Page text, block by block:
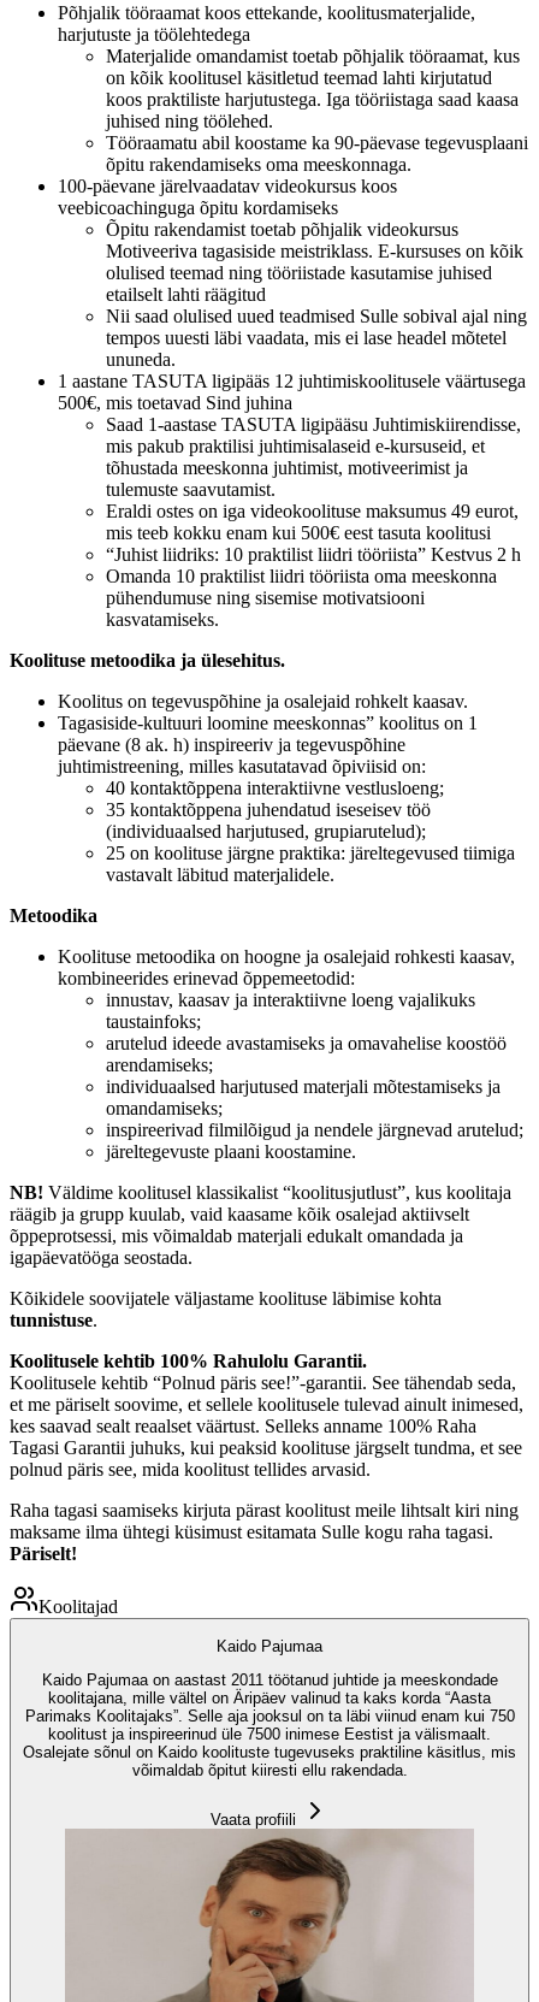
Põhjalik tööraamat koos ettekande, koolitusmaterjalide,
harjutuste ja töölehtedega
Materjalide omandamist toetab põhjalik tööraamat, kus
on kõik koolitusel käsitletud teemad lahti kirjutatud
koos praktiliste harjutustega. Iga tööriistaga saad kaasa
juhised ning töölehed.
Tööraamatu abil koostame ka 90-päevase tegevusplaani
õpitu rakendamiseks oma meeskonnaga.
100-päevane järelvaadatav videokursus koos
veebicoachinguga õpitu kordamiseks
Õpitu rakendamist toetab põhjalik videokursus
Motiveeriva tagasiside meistriklass. E-kursuses on kõik
olulised teemad ning tööriistade kasutamise juhised
etailselt lahti räägitud
Nii saad olulised uued teadmised Sulle sobival ajal ning
tempos uuesti läbi vaadata, mis ei lase headel mõtetel
ununeda.
1 aastane TASUTA ligipääs 12 juhtimiskoolitusele väärtusega
500€, mis toetavad Sind juhina
Saad 1-aastase TASUTA ligipääsu Juhtimiskiirendisse,
mis pakub praktilisi juhtimisalaseid e-kursuseid, et
tõhustada meeskonna juhtimist, motiveerimist ja
tulemuste saavutamist.
Eraldi ostes on iga videokoolituse maksumus 49 eurot,
mis teeb kokku enam kui 500€ eest tasuta koolitusi
“Juhist liidriks: 10 praktilist liidri tööriista” Kestvus 2 h
Omanda 10 praktilist liidri tööriista oma meeskonna
pühendumuse ning sisemise motivatsiooni
kasvatamiseks.
Koolituse metoodika ja ülesehitus.
Koolitus on tegevuspõhine ja osalejaid rohkelt kaasav.
Tagasiside-kultuuri loomine meeskonnas” koolitus on 1
päevane (8 ak. h) inspireeriv ja tegevuspõhine
juhtimistreening, milles kasutatavad õpiviisid on:
40 kontaktõppena interaktiivne vestlusloeng;
35 kontaktõppena juhendatud iseseisev töö
(individuaalsed harjutused, grupiarutelud);
25 on koolituse järgne praktika: järeltegevused tiimiga
vastavalt läbitud materjalidele.
Metoodika
Koolituse metoodika on hoogne ja osalejaid rohkesti kaasav,
kombineerides erinevad õppemeetodid:
innustav, kaasav ja interaktiivne loeng vajalikuks
taustainfoks;
arutelud ideede avastamiseks ja omavahelise koostöö
arendamiseks;
individuaalsed harjutused materjali mõtestamiseks ja
omandamiseks;
inspireerivad filmilõigud ja nendele järgnevad arutelud;
järeltegevuste plaani koostamine.
NB! Väldime koolitusel klassikalist “koolitusjutlust”, kus koolitaja
räägib ja grupp kuulab, vaid kaasame kõik osalejad aktiivselt
õppeprotsessi, mis võimaldab materjali edukalt omandada ja
igapäevatööga seostada.
Kõikidele soovijatele väljastame koolituse läbimise kohta
tunnistuse.
Koolitusele kehtib 100% Rahulolu Garantii.
Koolitusele kehtib “Polnud päris see!”-garantii. See tähendab seda,
et me päriselt soovime, et sellele koolitusele tulevad ainult inimesed,
kes saavad sealt reaalset väärtust. Selleks anname 100% Raha
Tagasi Garantii juhuks, kui peaksid koolituse järgselt tundma, et see
polnud päris see, mida koolitust tellides arvasid.
Raha tagasi saamiseks kirjuta pärast koolitust meile lihtsalt kiri ning
maksame ilma ühtegi küsimust esitamata Sulle kogu raha tagasi.
Päriselt!
Koolitajad
Kaido Pajumaa
Kaido Pajumaa on aastast 2011 töötanud juhtide ja meeskondade
koolitajana, mille vältel on Äripäev valinud ta kaks korda “Aasta
Parimaks Koolitajaks”. Selle aja jooksul on ta läbi viinud enam kui 750
koolitust ja inspireerinud üle 7500 inimese Eestist ja välismaalt.
Osalejate sõnul on Kaido koolituste tugevuseks praktiline käsitlus, mis
võimaldab õpitut kiiresti ellu rakendada.
Vaata profiili